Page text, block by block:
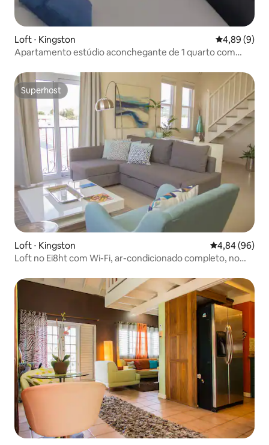
Loft ⋅ Kingston 4,89 de uma
4,89 (9)
Apartamento estúdio aconchegante de 1 quarto com
Superhost
Superhost
Loft ⋅ Kingston 4,84 de uma
4,84 (96)
Loft no Ei8ht com Wi-Fi, ar-condicionado completo, no